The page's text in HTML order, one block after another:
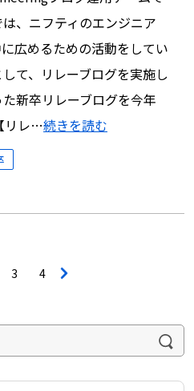
、ニフティのエンジニア
広めるための活動をしてい
て、リレーブログを実施し
新卒リレーブログを今年
リレ…続きを読む
3 4